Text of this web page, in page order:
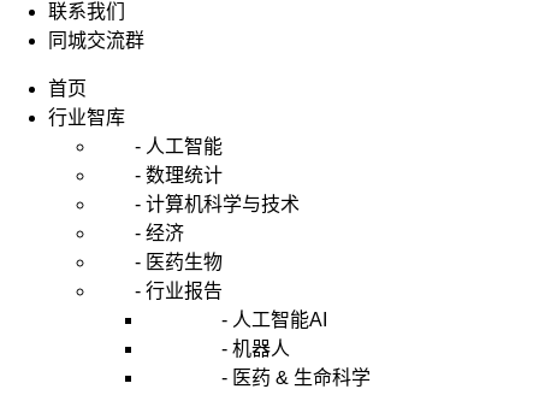
联系我们
同城交流群
首页
行业智库
- 人工智能
- 数理统计
- 计算机科学与技术
- 经济
- 医药生物
- 行业报告
- 人工智能AI
- 机器人
- 医药 & 生命科学